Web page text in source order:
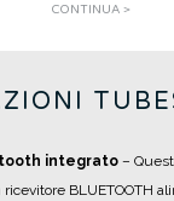
CONTINUA >
integrato –
BLUETOOTH